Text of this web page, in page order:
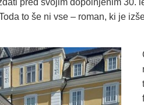
pred svojim dopolnjenim 30.
to še ni vse – roman, ki je